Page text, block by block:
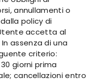
annullamenti o
policy di
accetta al
assenza di una
criterio:
giorni prima
cancellazioni entro